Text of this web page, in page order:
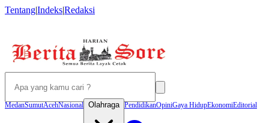
Tentang|Indeks|Redaksi
MedanSumutAcehNasional Olahraga PendidikanOpiniGaya HidupEkonomiEditorial